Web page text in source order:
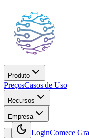
Produto
PreçosCasos de Uso
Recursos
Empresa
LoginComece